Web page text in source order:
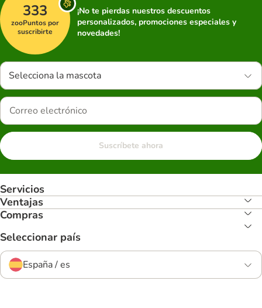
333
zooPuntos por
suscribirte
¡No te pierdas nuestros descuentos
personalizados, promociones especiales y
novedades!
Selecciona la mascota
Suscríbete ahora
Servicios
Ventajas
Compras
Seleccionar país
España / es